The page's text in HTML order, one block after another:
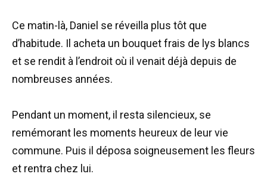
Ce matin-là, Daniel se réveilla plus tôt que
d’habitude. Il acheta un bouquet frais de lys blancs
et se rendit à l’endroit où il venait déjà depuis de
nombreuses années.
Pendant un moment, il resta silencieux, se
remémorant les moments heureux de leur vie
commune. Puis il déposa soigneusement les fleurs
et rentra chez lui.